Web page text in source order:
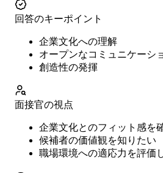
回答のキーポイント
企業文化への理解
オープンなコミュニケーシ
創造性の発揮
面接官の視点
企業文化とのフィット感を
候補者の価値観を知りたい
職場環境への適応力を評価